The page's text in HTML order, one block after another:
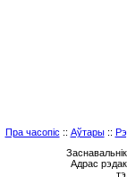
Пра часопіс :: Аўтары::
Адрас